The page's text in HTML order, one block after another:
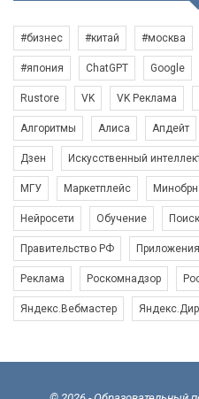
#бизнес #китай #москва
#япония ChatGPT Google
Rustore VK VK Реклама
Алгоритмы Алиса Апдейт
Дзен Искусственный
МГУ Маркетплейс
Нейросети Обучение
Правительство РФ Приложения
Реклама Роскомнадзор
Яндекс.Вебмастер